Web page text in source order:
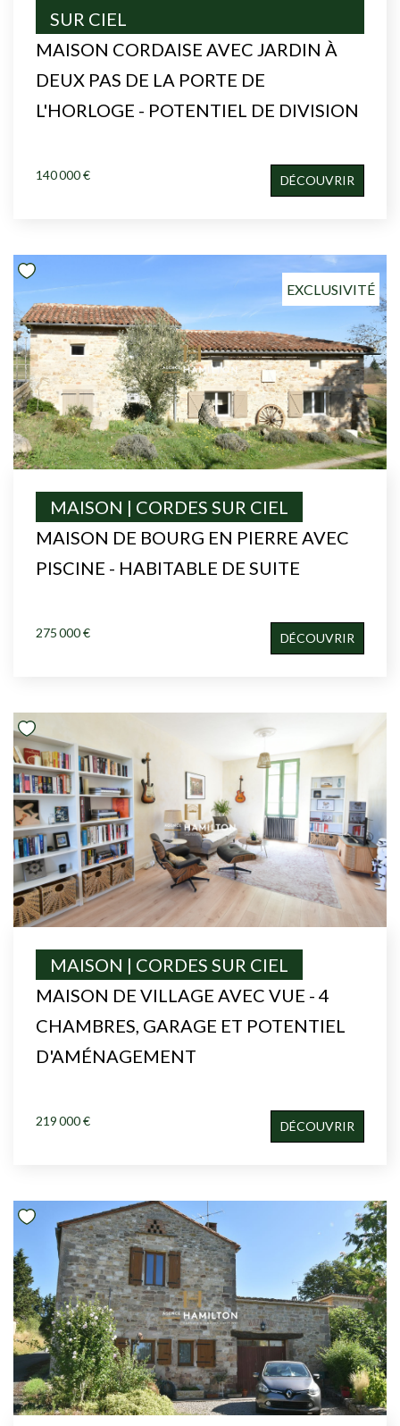
MAISON CORDAISE AVEC JARDIN À
DEUX PAS DE LA PORTE DE
L'HORLOGE - POTENTIEL DE DIVISION
SUR CIEL
140 000 € DÉCOUVRIR
EXCLUSIVITÉ
MAISON DE BOURG EN PIERRE AVEC
PISCINE - HABITABLE DE SUITE
MAISON | CORDES SUR CIEL
275 000 € DÉCOUVRIR
MAISON DE VILLAGE AVEC VUE - 4
CHAMBRES, GARAGE ET POTENTIEL
D'AMÉNAGEMENT
MAISON | CORDES SUR CIEL
219 000 € DÉCOUVRIR